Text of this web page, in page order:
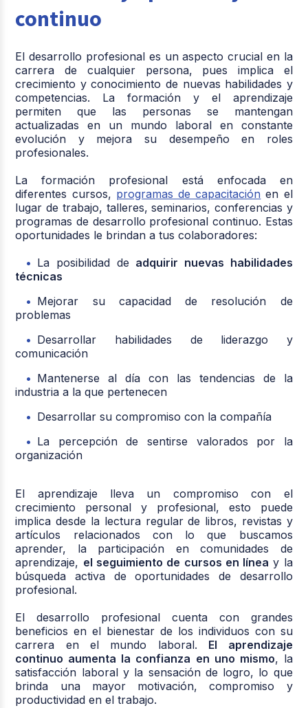
continuo
El desarrollo profesional es un aspecto crucial en la
carrera de cualquier persona, pues implica el
crecimiento y conocimiento de nuevas habilidades y
competencias. La formación y el aprendizaje
permiten que las personas se mantengan
actualizadas en un mundo laboral en constante
evolución y mejora su desempeño en roles
profesionales.
La formación profesional está enfocada en
diferentes cursos, programas de capacitación en el
lugar de trabajo, talleres, seminarios, conferencias y
programas de desarrollo profesional continuo. Estas
oportunidades le brindan a tus colaboradores:
La posibilidad de adquirir nuevas habilidades
técnicas
Mejorar su capacidad de resolución de
problemas
Desarrollar habilidades de liderazgo y
comunicación
Mantenerse al día con las tendencias de la
industria a la que pertenecen
Desarrollar su compromiso con la compañía
La percepción de sentirse valorados por la
organización
El aprendizaje lleva un compromiso con el
crecimiento personal y profesional, esto puede
implica desde la lectura regular de libros, revistas y
artículos relacionados con lo que buscamos
aprender, la participación en comunidades de
aprendizaje, el seguimiento de cursos en línea y la
búsqueda activa de oportunidades de desarrollo
profesional.
El desarrollo profesional cuenta con grandes
beneficios en el bienestar de los individuos con su
carrera en el mundo laboral. El aprendizaje
continuo aumenta la confianza en uno mismo, la
satisfacción laboral y la sensación de logro, lo que
brinda una mayor motivación, compromiso y
productividad en el trabajo.